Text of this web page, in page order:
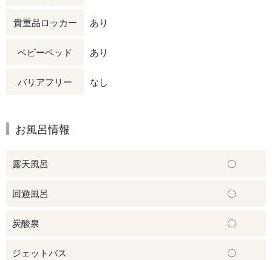
貴重品ロッカー あり
ベビーベッド あり
バリアフリー なし
お風呂情報
露天風呂 〇
回遊風呂 〇
炭酸泉 〇
ジェットバス 〇